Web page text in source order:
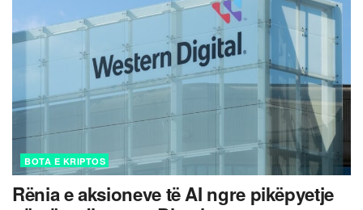
BOTA E KRIPTOS
Rënia e aksioneve të AI ngre pikëpyetje